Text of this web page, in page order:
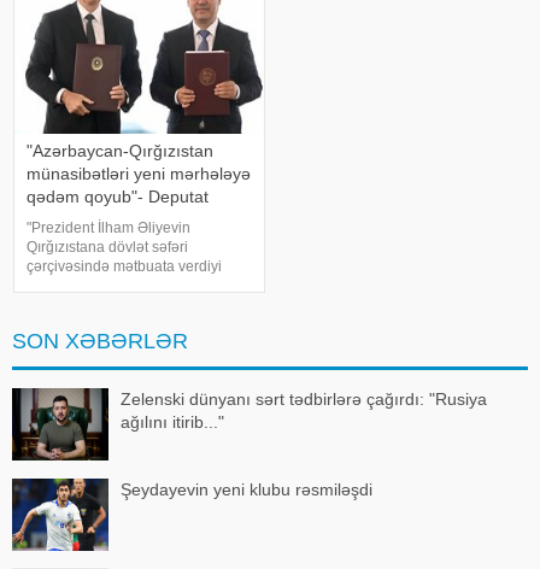
"Azərbaycan-Qırğızıstan
münasibətləri yeni mərhələyə
qədəm qoyub"- Deputat
"Prezident İlham Əliyevin
Qırğızıstana dövlət səfəri
çərçivəsində mətbuata verdiyi
nümayiş etdirdi". Bu fikirləri Milli
Məclisi
SON XƏBƏRLƏR
Zelenski dünyanı sərt tədbirlərə çağırdı: "Rusiya
ağılını itirib..."
Şeydayevin yeni klubu rəsmiləşdi